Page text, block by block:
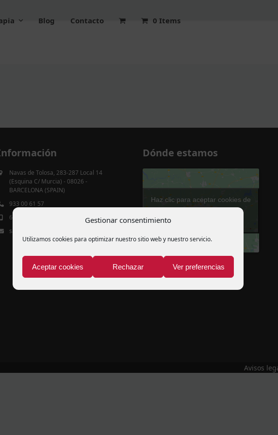
Gestionar consentimiento
Utilizamos cookies para optimizar nuestro sitio web y nuestro servicio.
Aceptar cookies Rechazar Ver preferencias
Blog Contacto 0 Items
Navas de Tolosa, 283-287 Local 14
(Esquina C/ Murcia) - 08026 -
BARCELONA (SPAIN)
933 00 61 57
613 003 923
saunasduran@saunasduran.com
Dónde estamos
Haz clic para aceptar cookies de
marketing y permitir este
Avisos